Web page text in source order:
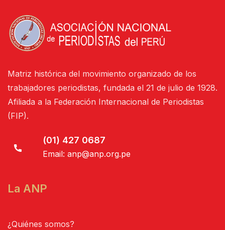
Matriz histórica del movimiento organizado de los
trabajadores periodistas, fundada el 21 de julio de 1928.
Afiliada a la Federación Internacional de Periodistas
(FIP).
(01) 427 0687
Email: anp@anp.org.pe
La ANP
¿Quiénes somos?